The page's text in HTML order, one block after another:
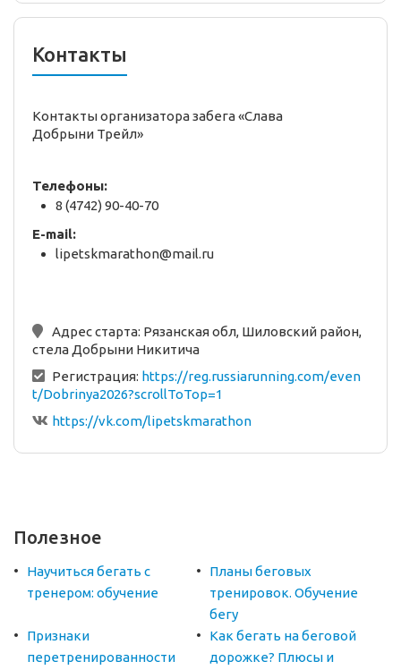
Контакты
Контакты организатора забега «Слава
Добрыни Трейл»
Телефоны:
8 (4742) 90-40-70
E-mail:
lipetskmarathon@mail.ru
Адрес старта: Рязанская обл, Шиловский район,
стела Добрыни Никитича
Регистрация: https://reg.russiarunning.com/even
t/Dobrinya2026?scrollToTop=1
https://vk.com/lipetskmarathon
Полезное
Научиться бегать с
тренером: обучение
Планы беговых
тренировок. Обучение
бегу
Признаки
перетренированности
Как бегать на беговой
дорожке? Плюсы и